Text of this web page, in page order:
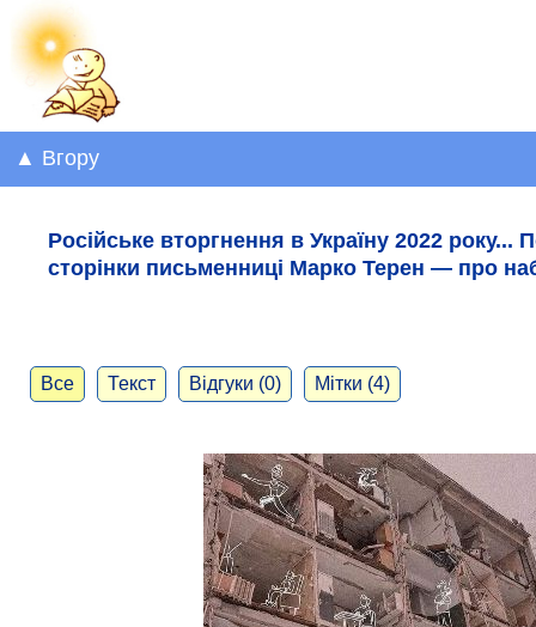
▲ Вгору
Російське вторгнення в Україну 2022 року...
сторінки письменниці Марко Терен — про
Все Текст Відгуки (0) Мітки (4)